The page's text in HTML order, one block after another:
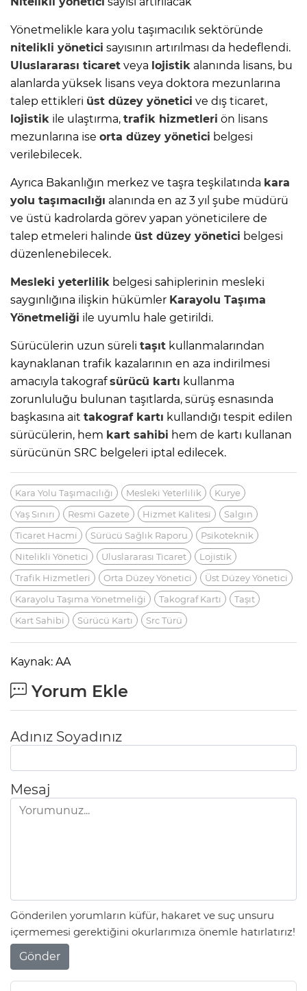
Yönetmelikle kara yolu taşımacılık sektöründe
nitelikli yönetici sayısının artırılması da hedeflendi.
Uluslararası ticaret veya lojistik alanında lisans, bu
alanlarda yüksek lisans veya doktora mezunlarına
talep ettikleri üst düzey yönetici ve dış ticaret,
lojistik ile ulaştırma, trafik hizmetleri ön lisans
mezunlarına ise orta düzey yönetici belgesi
verilebilecek.
Ayrıca Bakanlığın merkez ve taşra teşkilatında kara
yolu taşımacılığı alanında en az 3 yıl şube müdürü
ve üstü kadrolarda görev yapan yöneticilere de
talep etmeleri halinde üst düzey yönetici belgesi
düzenlenebilecek.
Mesleki yeterlilik belgesi sahiplerinin mesleki
saygınlığına ilişkin hükümler Karayolu Taşıma
Yönetmeliği ile uyumlu hale getirildi.
Sürücülerin uzun süreli taşıt kullanmalarından
kaynaklanan trafik kazalarının en aza indirilmesi
amacıyla takografsürücü kartı kullanma
zorunluluğu bulunan taşıtlarda, sürüş esnasında
başkasına ait takograf kartı kullandığı tespit edilen
sürücülerin, hem kart sahibi hem de kartı kullanan
sürücünün SRC belgeleri iptal edilecek.
Kara Yolu Taşımacılığı Mesleki Yeterlilik
Kurye
Yaş Sınırı
Resmi Gazete Hizmet Kalitesi
Salgın
Ticaret Hacmi
Sürücü Sağlık Raporu
Psikoteknik
Nitelikli Yönetici
Uluslararası Ticaret
Lojistik
Trafik Hizmetleri
Orta Düzey Yönetici
Üst Düzey Yönetici
Karayolu Taşıma Yönetmeliği
Takograf Kartı
Taşıt
Kart Sahibi
Sürücü Kartı Src Türü
Kaynak: AA
Yorum Ekle
Adınız Soyadınız
Mesaj
Gönderilen yorumların küfür, hakaret ve suç unsuru
içermemesi gerektiğini okurlarımıza önemle hatırlatırız!
Gönder